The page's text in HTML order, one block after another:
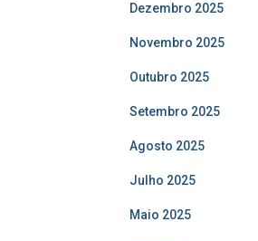
Dezembro 2025
Novembro 2025
Outubro 2025
Setembro 2025
Agosto 2025
Julho 2025
Maio 2025